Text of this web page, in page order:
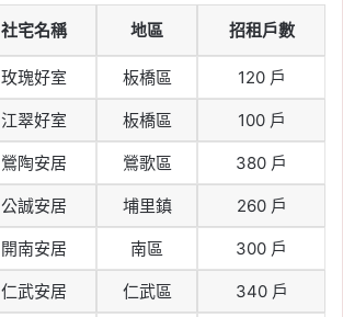
社宅名稱 地區 招租戶數
玫瑰好室 板橋區 120 戶
江翠好室 板橋區 100 戶
鶯陶安居 鶯歌區 380 戶
公誠安居 埔里鎮 260 戶
開南安居 南區 300 戶
仁武安居 仁武區 340 戶